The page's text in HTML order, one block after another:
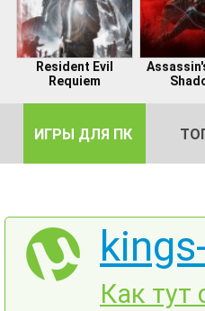
Resident Evil
Requiem
ИГРЫ ДЛЯ ПК
Как тут